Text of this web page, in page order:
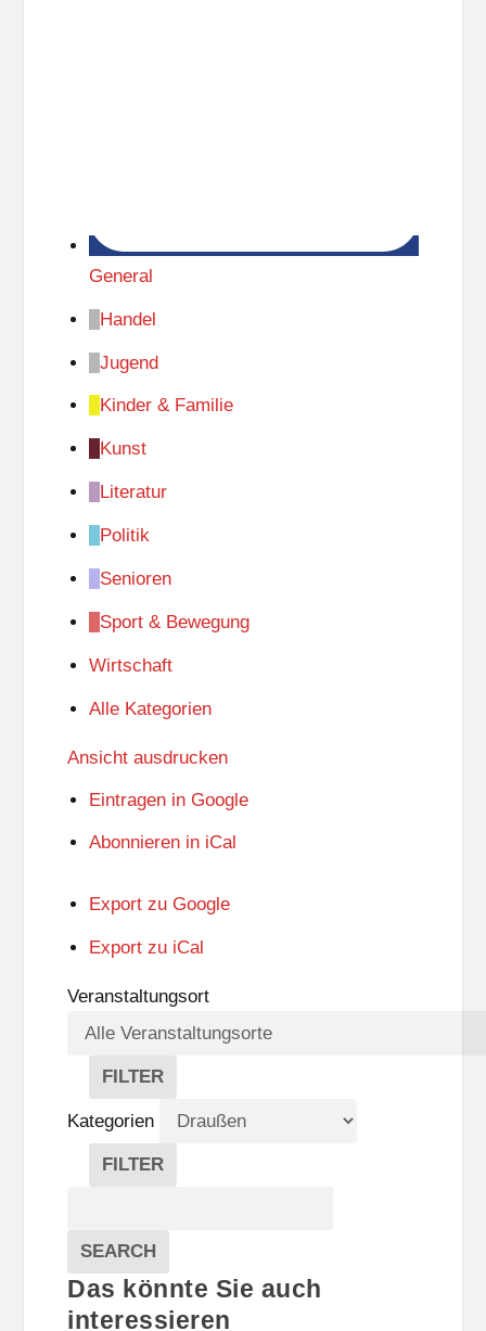
General
Handel
Jugend
Kinder & Familie
Kunst
Literatur
Politik
Senioren
Sport & Bewegung
Wirtschaft
Alle Kategorien
Ansicht ausdrucken
Eintragen in Google
Abonnieren in iCal
Export zu Google
Export zu iCal
Veranstaltungsort
FILTER
V
E
R
A
A
L
T
U
Kategorien
FILTER
E
G
O
R
Veranstaltungen
SEARCH
Das könnte Sie auch
interessieren